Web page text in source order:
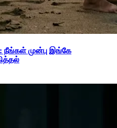
நீங்கள் முன்பு இங்கே